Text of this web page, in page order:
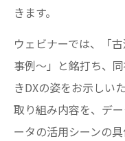
きます。
ウェビナーでは、「
事例～」と銘打ち、
きDXの姿をお示しい
取り組み内容を、デ
ータの活用シーンの